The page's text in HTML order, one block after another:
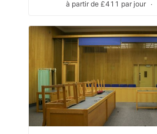
à partir de £411 par jour
∙